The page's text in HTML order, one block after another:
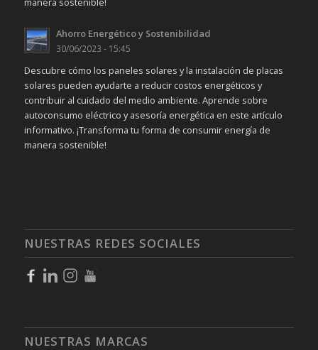
Ahorro Energético y Sostenibilidad
30/06/2023 - 15:45
Descubre cómo los paneles solares y la instalación de placas
solares pueden ayudarte a reducir costos energéticos y
contribuir al cuidado del medio ambiente. Aprende sobre
autoconsumo eléctrico y asesoría energética en este artículo
informativo. ¡Transforma tu forma de consumir energía de
manera sostenible!
NUESTRAS REDES SOCIALES
NUESTRAS MARCAS